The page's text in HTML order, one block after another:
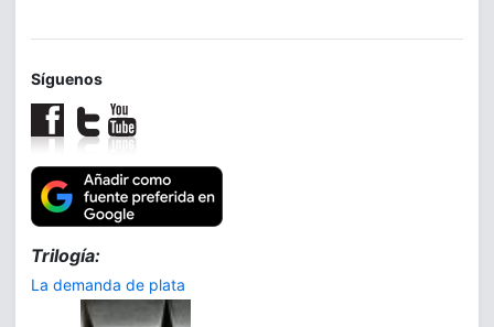
Síguenos
Trilogía:
La demanda de plata